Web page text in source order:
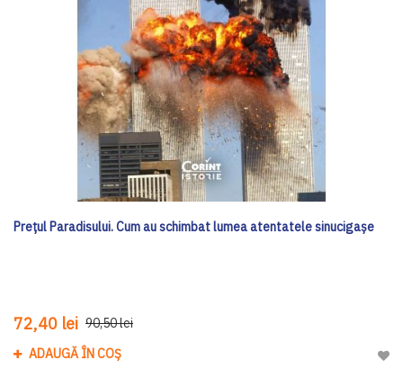
Prețul Paradisului. Cum au schimbat lumea atentatele sinucigașe
72,40 lei 90,50 lei
ADAUGĂ ÎN COȘ